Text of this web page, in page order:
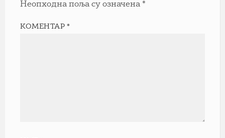
Неопходна поља су означена *
КОМЕНТАР*